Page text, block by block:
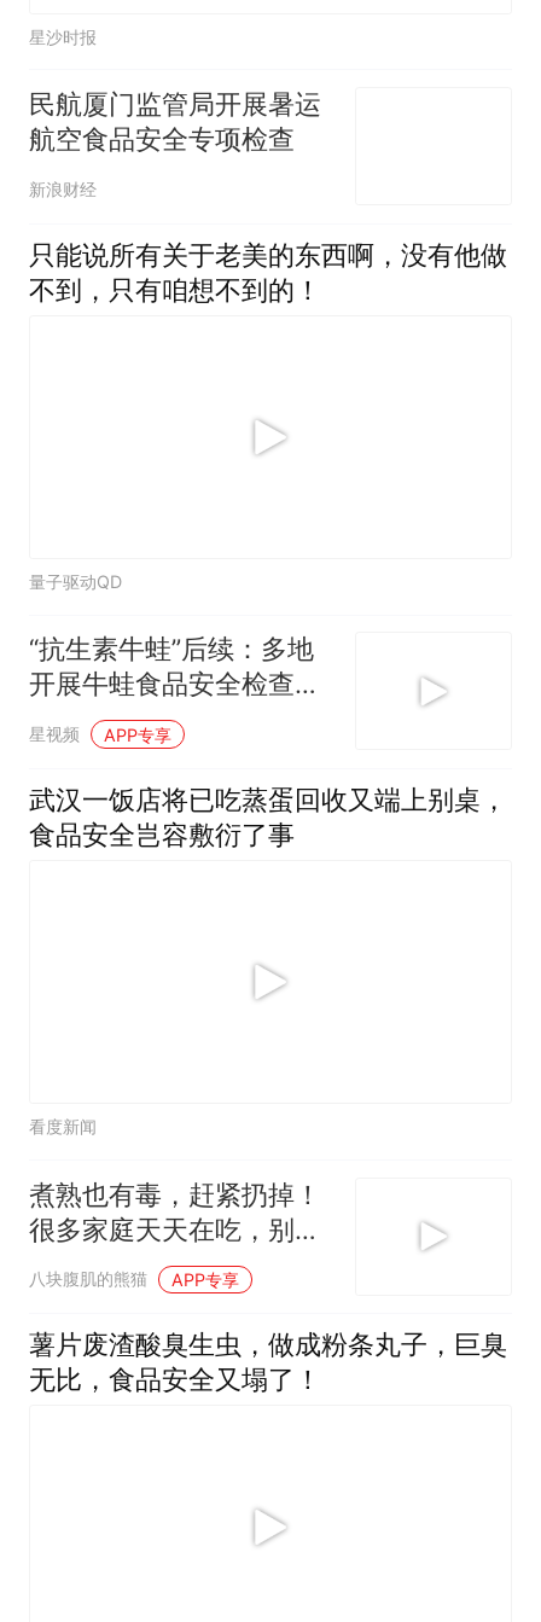
星沙时报
民航厦门监管局开展暑运
航空食品安全专项检查
新浪财经
只能说所有关于老美的东西啊，没有他做
不到，只有咱想不到的！
量子驱动QD
“抗生素牛蛙”后续：多地
开展牛蛙食品安全检查或
专项行动
星视频 APP专享
武汉一饭店将已吃蒸蛋回收又端上别桌，
食品安全岂容敷衍了事
看度新闻
煮熟也有毒，赶紧扔掉！
很多家庭天天在吃，别再
舍不得
八块腹肌的熊猫 APP专享
薯片废渣酸臭生虫，做成粉条丸子，巨臭
无比，食品安全又塌了！